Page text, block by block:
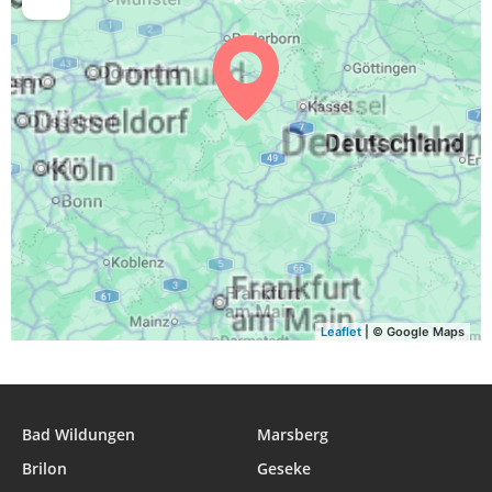
30, So 04:28 06:34 13:25 17:10 20:15 22:12
31, Mo 04:31 06:36 13:25 17:09 20:13 22:09
Leaflet | © Google Maps
Bad Wildungen
Marsberg
Brilon
Geseke